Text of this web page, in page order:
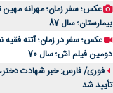
عکس؛ سفر زمان؛ مهرانه مهین
بیمارستان؛ سال 87
دومین فیلم اش؛ سال 70
فوری/ فارس: خبر شهادت دختر،
تأیید شد